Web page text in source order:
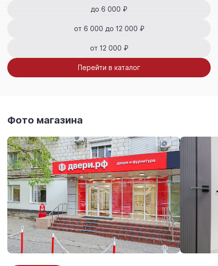
до 6 000 ₽
от 6 000 до 12 000 ₽
от 12 000 ₽
Перейти в каталог
Фото магазина